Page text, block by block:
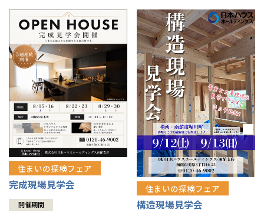
IR情報
木材調達指針
グループ会社紹介
CMギャラリー
採用情報
住まいの探検フェア
完成現場見学会
開催期間
住まいの探検フェア
構造現場見学会